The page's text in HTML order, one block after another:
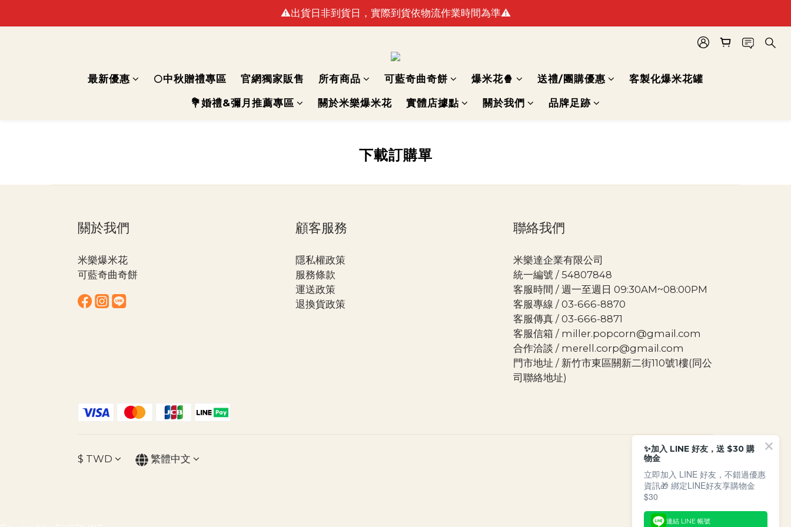
🚛最快出貨日預計8/10(一)(例假日不出貨)
⚠️出貨日非到貨日，實際到貨依物流作業時間為準⚠️
最新優惠 🌕中秋贈禮專區 官網獨家販售 所有商品 可藍奇曲奇餅 爆米花🍿 送禮/團購優惠 客製化爆米花罐
💐婚禮&彌月推薦專區 關於米樂爆米花 實體店據點 關於我們 品牌足跡
下載訂購單
關於我們
米樂爆米花
可藍奇曲奇餅
顧客服務
隱私權政策
服務條款
運送政策
退換貨政策
聯絡我們
米樂達企業有限公司
統一編號 / 54807848
客服時間 / 週一至週日 09:30AM~08:00PM
客服專線 / 03-666-8870
客服傳真 / 03-666-8871
客服信箱 / miller.popcorn@gmail.com
合作洽談 / merell.corp@gmail.com
門市地址 / 新竹市東區關新二街110號1樓(同公
司聯絡地址)
$ TWD 繁體中文
✨加入 LINE 好友，送 $30 購
物金
立即加入 LINE 好友，不錯過優惠
資訊🎁 綁定LINE好友享購物金
$30
連結 LINE 帳號